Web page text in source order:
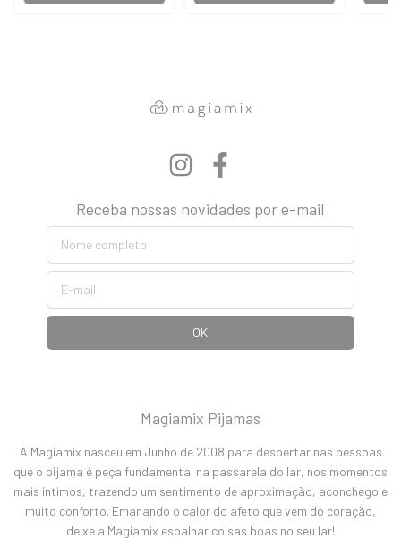
Receba nossas novidades por e-mail
Magiamix Pijamas
A Magiamix nasceu em Junho de 2008 para despertar nas pessoas
que o pijama é peça fundamental na passarela do lar, nos momentos
mais íntimos, trazendo um sentimento de aproximação, aconchego e
muito conforto. Emanando o calor do afeto que vem do coração,
deixe a Magiamix espalhar coisas boas no seu lar!